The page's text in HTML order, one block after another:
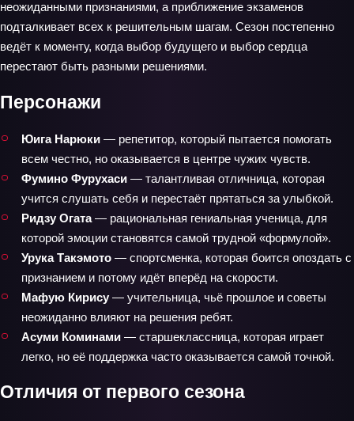
неожиданными признаниями, а приближение экзаменов
подталкивает всех к решительным шагам. Сезон постепенно
ведёт к моменту, когда выбор будущего и выбор сердца
перестают быть разными решениями.
Персонажи
Юига Нарюки — репетитор, который пытается помогать
всем честно, но оказывается в центре чужих чувств.
Фумино Фурухаси — талантливая отличница, которая
учится слушать себя и перестаёт прятаться за улыбкой.
Ридзу Огата— рациональная гениальная ученица, для
которой эмоции становятся самой трудной «формулой».
Урука Такэмото — спортсменка, которая боится опоздать с
признанием и потому идёт вперёд на скорости.
Мафую Кирису — учительница, чьё прошлое и советы
неожиданно влияют на решения ребят.
Асуми Коминами — старшеклассница, которая играет
легко, но её поддержка часто оказывается самой точной.
Отличия от первого сезона